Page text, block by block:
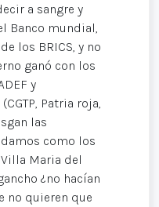
a sangre y
Banco mundial,
los BRICS, y no
ganó con los
y
Patria roja,
las
como los
Maria del
¿no hacían
no quieren que